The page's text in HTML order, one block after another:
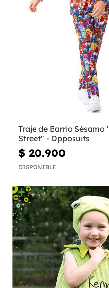
Traje de Barrio Sésamo
Street" - Opposuits
$ 20.900
DISPONIBLE